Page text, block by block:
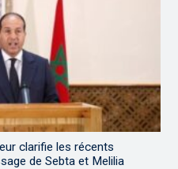
clarifie les récents
de Sebta et Melilia